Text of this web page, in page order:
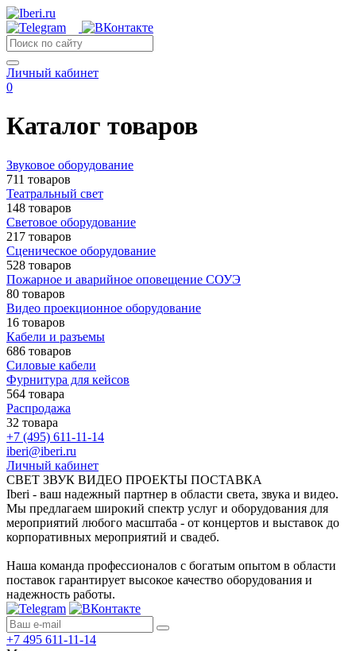
Личный кабинет
0
Каталог товаров
Звуковое оборудование
711 товаров
Театральный свет
148 товаров
Световое оборудование
217 товаров
Сценическое оборудование
528 товаров
Пожарное и аварийное оповещение СОУЭ
80 товаров
Видео проекционное оборудование
16 товаров
Кабели и разъемы
686 товаров
Силовые кабели
Фурнитура для кейсов
564 товара
Распродажа
32 товара
+7 (495) 611-11-14
iberi@iberi.ru
Личный кабинет
СВЕТ ЗВУК ВИДЕО ПРОЕКТЫ ПОСТАВКА
Iberi - ваш надежный партнер в области света, звука и видео.
Мы предлагаем широкий спектр услуг и оборудования для
мероприятий любого масштаба - от концертов и выставок до
корпоративных мероприятий и свадеб.
Наша команда профессионалов с богатым опытом в области
поставок гарантирует высокое качество оборудования и
надежность работы.
+7 495 611-11-14